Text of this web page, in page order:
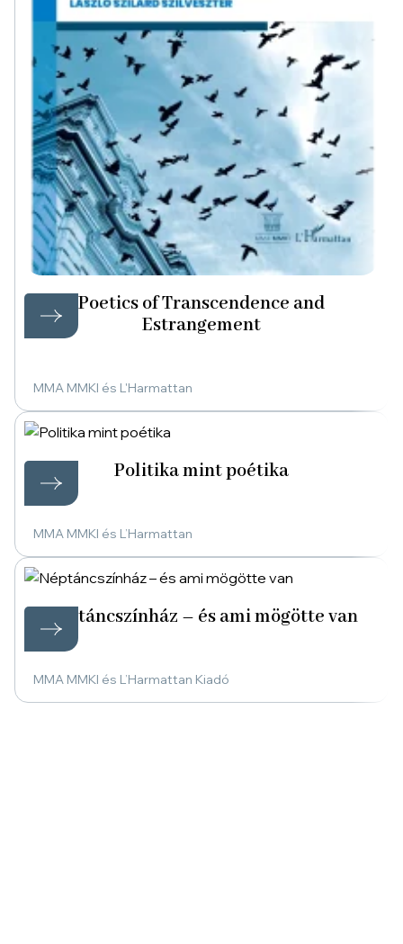
Poetics of Transcendence and
Estrangement
MMA MMKI és L'Harmattan
Politika mint poétika
MMA MMKI és L’Harmattan
Néptáncszínház – és ami mögötte van
MMA MMKI és L’Harmattan Kiadó